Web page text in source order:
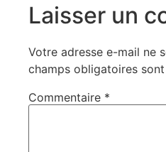
Laisser un
Votre adresse e-mail ne
champs obligatoires
Commentaire *